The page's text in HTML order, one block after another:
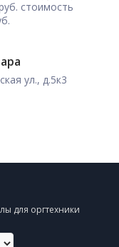
стоимость
ул., д.5к3
для оргтехники